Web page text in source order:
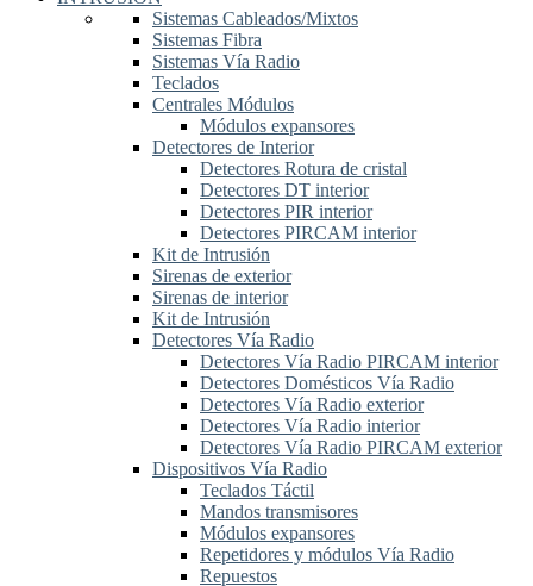
Sistemas Cableados/Mixtos
Sistemas Fibra
Sistemas Vía Radio
Teclados
Centrales Módulos
Módulos expansores
Detectores de Interior
Detectores Rotura de cristal
Detectores DT interior
Detectores PIR interior
Detectores PIRCAM interior
Kit de Intrusión
Sirenas de exterior
Sirenas de interior
Kit de Intrusión
Detectores Vía Radio
Detectores Vía Radio PIRCAM interior
Detectores Domésticos Vía Radio
Detectores Vía Radio exterior
Detectores Vía Radio interior
Detectores Vía Radio PIRCAM exterior
Dispositivos Vía Radio
Teclados Táctil
Mandos transmisores
Módulos expansores
Repetidores y módulos Vía Radio
Repuestos